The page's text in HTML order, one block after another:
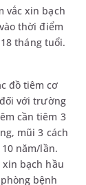
vắc xin bạch
thời điểm
tháng tuổi.
đồ tiêm cơ
với trường
cần tiêm 3
mũi 3 cách
năm/lần.
xin bạch hầu
bệnh